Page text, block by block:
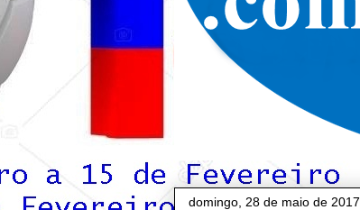
domingo, 28 de maio de 2017